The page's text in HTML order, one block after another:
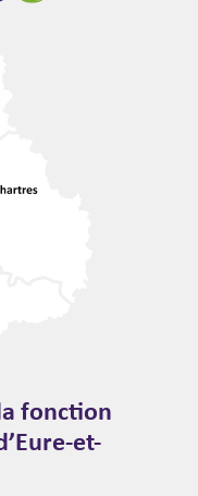
fonction
et-